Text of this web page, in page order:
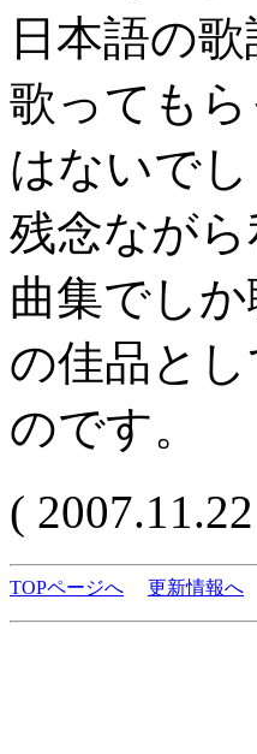
日本語の
歌っても
はないでし
残念なが
曲集でし
の佳品と
のです。
(
TOPページへ 更新情報へ